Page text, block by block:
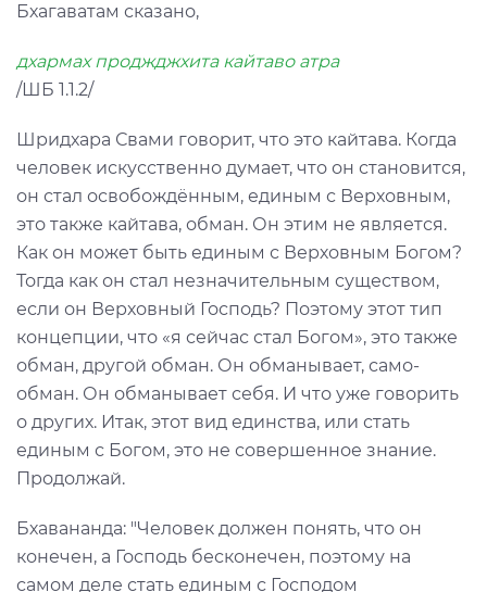
Бхагаватам сказано,
дхармах проджджхита кайтаво атра
/ШБ 1.1.2/
Шридхара Свами говорит, что это кайтава. Когда
человек искусственно думает, что он становится,
он стал освобождённым, единым с Верховным,
это также кайтава, обман. Он этим не является.
Как он может быть единым с Верховным Богом?
Тогда как он стал незначительным существом,
если он Верховный Господь? Поэтому этот тип
концепции, что «я сейчас стал Богом», это также
обман, другой обман. Он обманывает, само-
обман. Он обманывает себя. И что уже говорить
о других. Итак, этот вид единства, или стать
единым с Богом, это не совершенное знание.
Продолжай.
Бхавананда: "Человек должен понять, что он
конечен, а Господь бесконечен, поэтому на
самом деле стать единым с Господом